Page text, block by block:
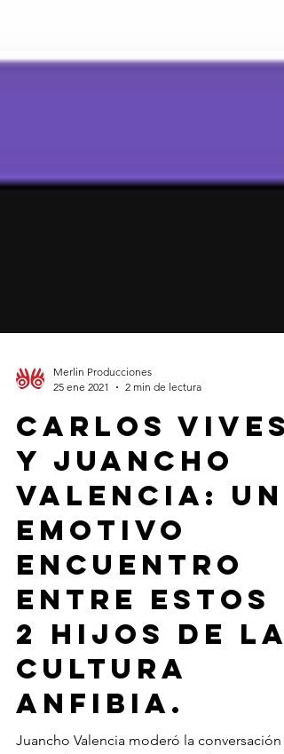
25 ene 2021
2 min de lectura
Carlos Vives
y Juancho
Valencia: un
emotivo
encuentro
entre estos
2 hijos de la
cultura
anfibia.